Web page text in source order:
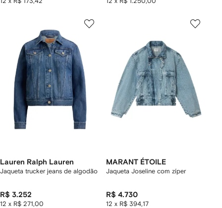
Lauren Ralph Lauren
Jaqueta trucker jeans de algodão
R$ 3.252
12 x R$ 271,00
MARANT ÉTOILE
Jaqueta Joseline com zíper
R$ 4.730
12 x R$ 394,17